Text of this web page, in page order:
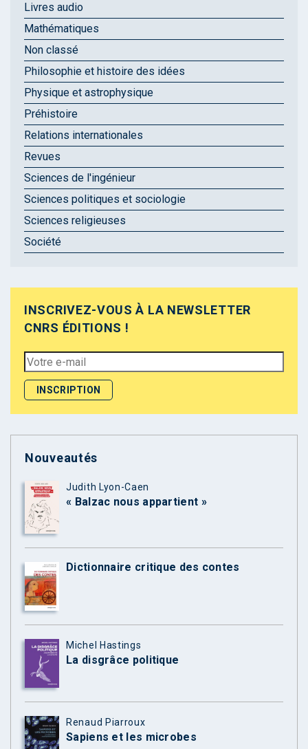
Livres audio
Mathématiques
Non classé
Philosophie et histoire des idées
Physique et astrophysique
Préhistoire
Relations internationales
Revues
Sciences de l'ingénieur
Sciences politiques et sociologie
Sciences religieuses
Société
INSCRIVEZ-VOUS À LA NEWSLETTER
CNRS ÉDITIONS !
Nouveautés
Judith Lyon-Caen
« Balzac nous appartient »
Dictionnaire critique des contes
Michel Hastings
La disgrâce politique
Renaud Piarroux
Sapiens et les microbes